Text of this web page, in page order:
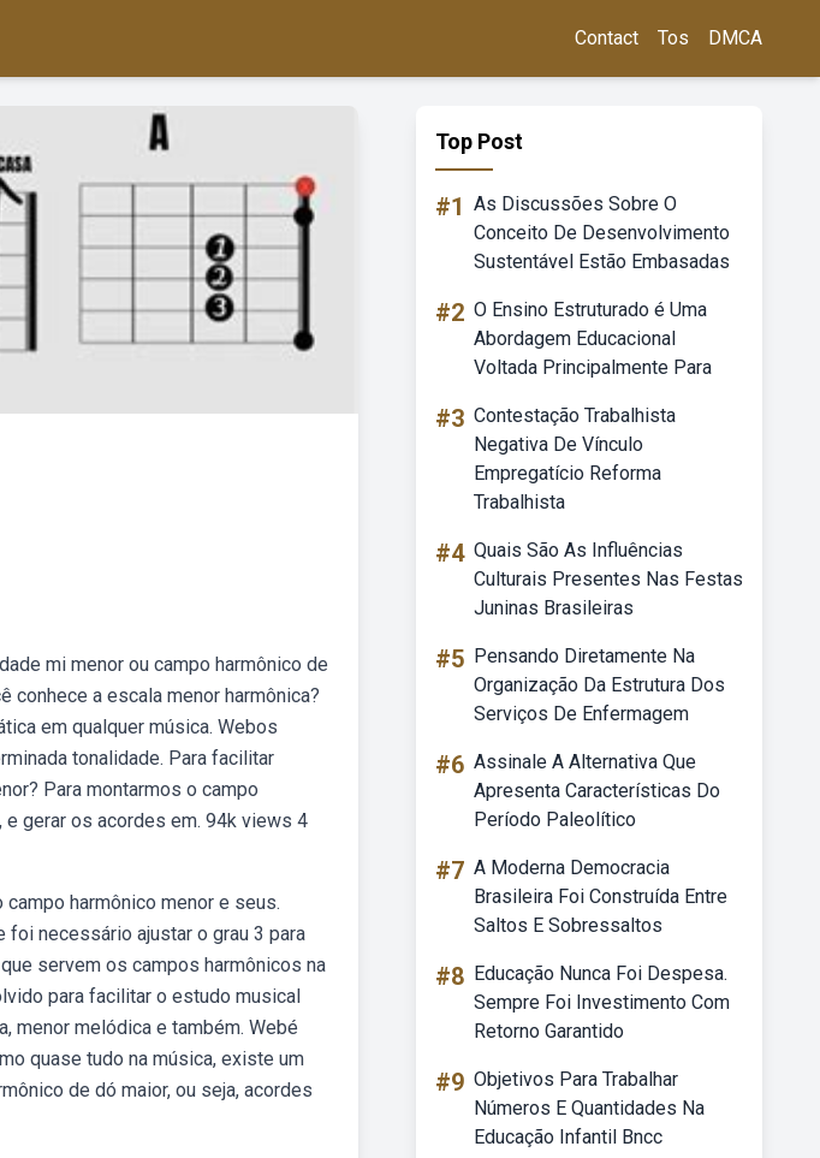
Contact Tos DMCA
mi menor ou campo harmônico de
conhece a escala menor harmônica?
em qualquer música. Webos
tonalidade. Para facilitar
Para montarmos o campo
e gerar os acordes em. 94k views 4
harmônico menor e seus.
foi necessário ajustar o grau 3 para
servem os campos harmônicos na
para facilitar o estudo musical
menor melódica e também. Webé
quase tudo na música, existe um
de dó maior, ou seja, acordes
Top Post
#1 As Discussões Sobre O
Conceito De Desenvolvimento
Sustentável Estão Embasadas
#2 O Ensino Estruturado é Uma
Abordagem Educacional
Voltada Principalmente Para
#3 Contestação Trabalhista
Negativa De Vínculo
Empregatício Reforma
Trabalhista
#4 Quais São As Influências
Culturais Presentes Nas Festas
Juninas Brasileiras
#5 Pensando Diretamente Na
Organização Da Estrutura Dos
Serviços De Enfermagem
#6 Assinale A Alternativa Que
Apresenta Características Do
Período Paleolítico
#7 A Moderna Democracia
Brasileira Foi Construída Entre
Saltos E Sobressaltos
#8 Educação Nunca Foi Despesa.
Sempre Foi Investimento Com
Retorno Garantido
#9 Objetivos Para Trabalhar
Números E Quantidades Na
Educação Infantil Bncc